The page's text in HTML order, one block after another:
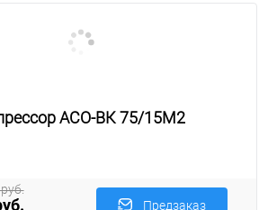
АСО-ВК 75/15М2
Предзаказ